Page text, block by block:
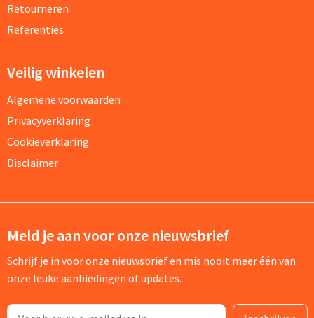
Retourneren
Referenties
Veilig winkelen
Algemene voorwaarden
Privacyverklaring
Cookieverklaring
Disclaimer
Meld je aan voor onze nieuwsbrief
Schrijf je in voor onze nieuwsbrief en mis nooit meer één van
onze leuke aanbiedingen of updates.